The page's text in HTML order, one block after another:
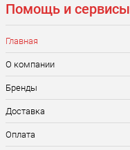
Помощь и сервисы
Главная
О компании
Бренды
Доставка
Оплата